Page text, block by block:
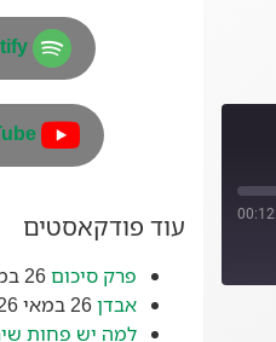
עוד פודקאסטים
פרק סיכום26 במאי 2026
אבדן26 במאי 2026
למה יש פחות